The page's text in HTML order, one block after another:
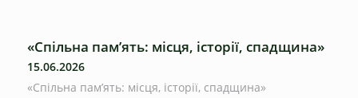
«Спільна пам’ять: місця, історії, спадщина»
15.06.2026
«Спільна пам’ять: місця, історії, спадщина»